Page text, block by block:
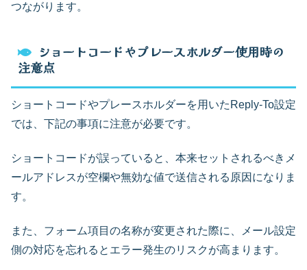
つながります。
ショートコードやプレースホルダー使用時の
注意点
ショートコードやプレースホルダーを用いたReply-To設定
では、下記の事項に注意が必要です。
ショートコードが誤っていると、本来セットされるべきメ
ールアドレスが空欄や無効な値で送信される原因になりま
す。
また、フォーム項目の名称が変更された際に、メール設定
側の対応を忘れるとエラー発生のリスクが高まります。